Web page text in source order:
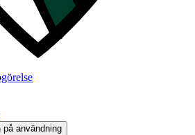
på användning